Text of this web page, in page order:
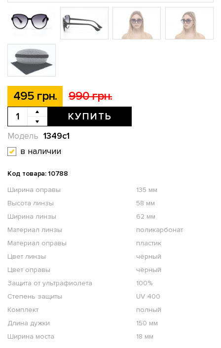
495 грн. 990 грн.
КУПИТЬ
1349c1
Модель
в наличии
Код товара: 10788
Ширина оправы
135 мм
Высота линзы
58 мм
Ширина линзы
62 мм
Материал линзы
поликарбонат
Материал оправы
пластик
Цвет линзы
чёрный
Цвет оправы
чёрный
Защита от ультрафиолета
100%
Степень защиты
UV 400
Комплект
полный
Длина дужки
150 мм
Ширина моста
18 мм